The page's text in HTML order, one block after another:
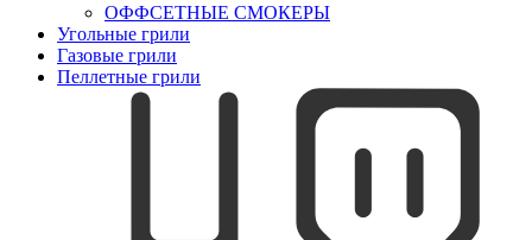
ОФФСЕТНЫЕ СМОКЕРЫ
Угольные грили
Газовые грили
Пеллетные грили